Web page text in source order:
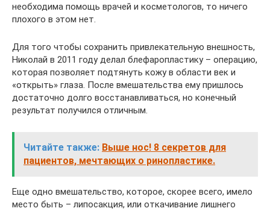
необходима помощь врачей и косметологов, то ничего
плохого в этом нет.
Для того чтобы сохранить привлекательную внешность,
Николай в 2011 году делал блефаропластику – операцию,
которая позволяет подтянуть кожу в области век и
«открыть» глаза. После вмешательства ему пришлось
достаточно долго восстанавливаться, но конечный
результат получился отличным.
Читайте также: Выше нос! 8 секретов для
пациентов, мечтающих о ринопластике.
Еще одно вмешательство, которое, скорее всего, имело
место быть – липосакция, или откачивание лишнего